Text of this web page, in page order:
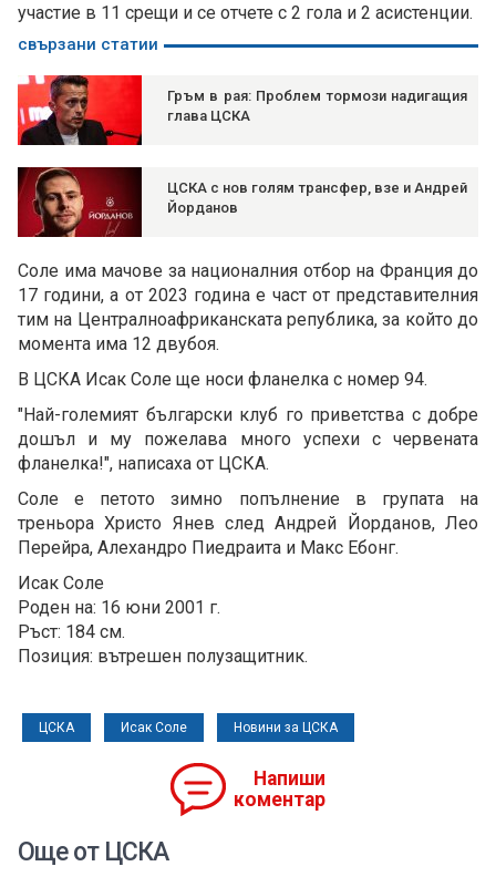
участие в 11 срещи и се отчете с 2 гола и 2 асистенции.
свързани статии
Гръм в рая: Проблем тормози надигащия
глава ЦСКА
ЦСКА с нов голям трансфер, взе и Андрей
Йорданов
Соле има мачове за националния отбор на Франция до
17 години, а от 2023 година е част от представителния
тим на Централноафриканската република, за който до
момента има 12 двубоя.
В ЦСКА Исак Соле ще носи фланелка с номер 94.
"Най-големият български клуб го приветства с добре
дошъл и му пожелава много успехи с червената
фланелка!", написаха от ЦСКА.
Соле е петото зимно попълнение в групата на
треньора Христо Янев след Андрей Йорданов, Лео
Перейра, Алехандро Пиедраита и Макс Ебонг.
Исак Соле
Роден на: 16 юни 2001 г.
Ръст: 184 см.
Позиция: вътрешен полузащитник.
ЦСКА Исак Соле Новини за ЦСКА
Напиши
коментар
Още от ЦСКА